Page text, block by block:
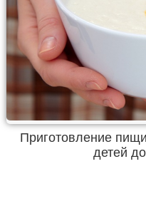
Приготовление
детей